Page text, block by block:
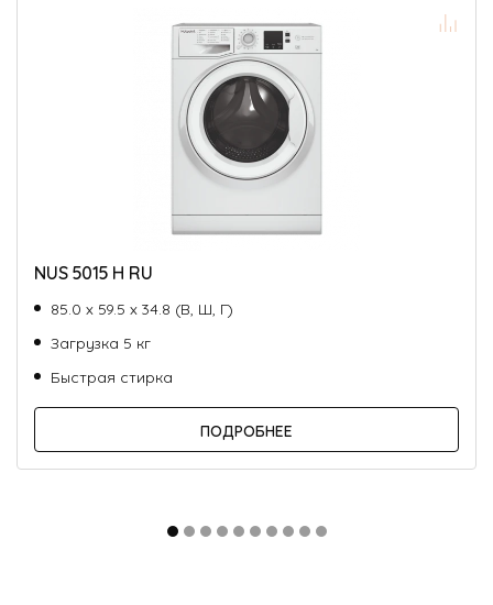
NUS 5015 H RU
85.0 х 59.5 х 34.8 (В, Ш, Г)
Загрузка 5 кг
Быстрая стирка
ПОДРОБНЕЕ